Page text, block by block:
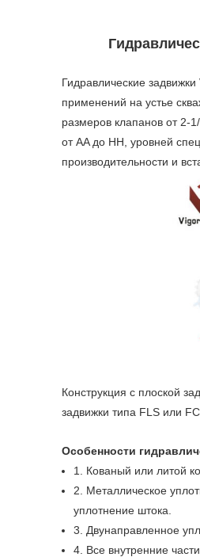
Гидравлические
применений на устье
размеров клапанов от 2-
от AA до HH, уровней
производительности и
Конструкция с плоской
задвижки типа FLS или
Особенности
1. Кованый или литой
2. Металлическое
уплотнение штока.
3. Двунаправленное
4. Все внутренние